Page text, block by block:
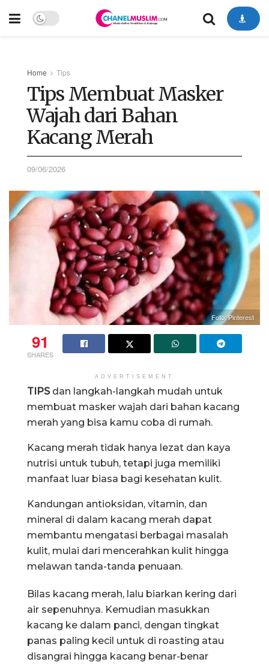
Home Tips
Tips Membuat Masker
Wajah dari Bahan
Kacang Merah
09/06/2026
Foto; Pinterest
91
SHARES
ADVERTISEMENT
TIPS dan langkah-langkah mudah untuk
membuat masker wajah dari bahan kacang
merah yang bisa kamu coba di rumah.
Kacang merah tidak hanya lezat dan kaya
nutrisi untuk tubuh, tetapi juga memiliki
manfaat luar biasa bagi kesehatan kulit.
Kandungan antioksidan, vitamin, dan
mineral di dalam kacang merah dapat
membantu mengatasi berbagai masalah
kulit, mulai dari mencerahkan kulit hingga
melawan tanda-tanda penuaan.
Bilas kacang merah, lalu biarkan kering dari
air sepenuhnya. Kemudian masukkan
kacang ke dalam panci, dengan tingkat
panas paling kecil untuk di roasting atau
disangrai hingga kacang benar-benar